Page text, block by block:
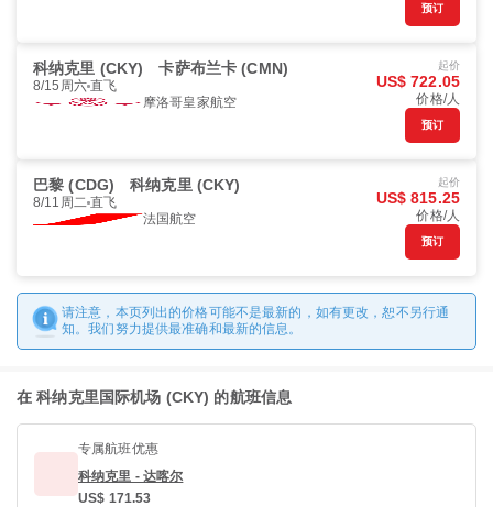
预订
科纳克里 (CKY) 卡萨布兰卡 (CMN)
8/15周六 直飞
摩洛哥皇家航空
起价
US$ 722.05
价格/人
预订
巴黎 (CDG) 科纳克里 (CKY)
8/11周二 直飞
法国航空
起价
US$ 815.25
价格/人
预订
请注意，本页列出的价格可能不是最新的，如有更改，恕不另行通
知。我们努力提供最准确和最新的信息。
在 科纳克里国际机场 (CKY) 的航班信息
专属航班优惠
科纳克里 - 达喀尔
US$ 171.53